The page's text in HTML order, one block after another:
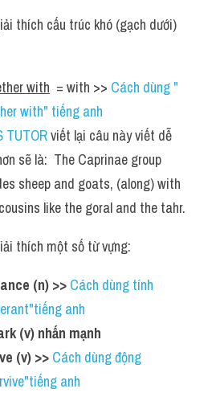
thích cấu trúc khó (gạch dưới)
with = with >> Cách dùng "
with" tiếng anh
TUTOR viết lại câu này viết dễ
sẽ là:  The Caprinae group
sheep and goats, (along) with
like the goral and the tahr.
thích một số từ vựng:
(n) >> Cách dùng tính
anh
(v) nhấn mạnh
(v) >> Cách dùng động
anh